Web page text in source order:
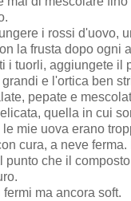
i rossi d'uovo,
la frusta dopo ogni
i tuorli, aggiungete il
e l'ortica ben
pepate e
quella in cui
mie uova erano
cura, a neve ferma.
punto che il
ma ancora soft.